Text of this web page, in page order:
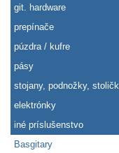
git. hardware
prepínače
púzdra / kufre
pásy
stojany, podnožky,
elektrónky
iné príslušenstvo
Basgitary